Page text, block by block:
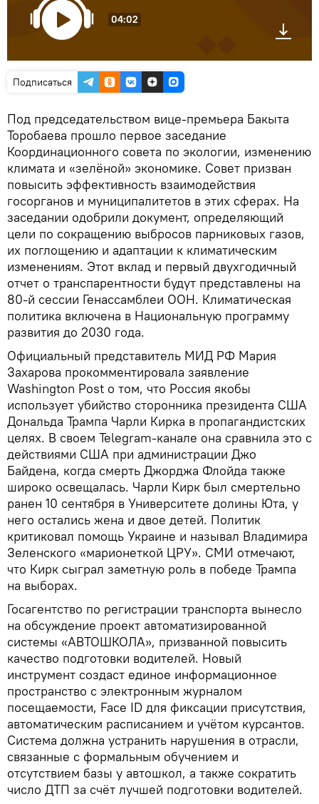
04:02
Подписаться
Под председательством вице-премьера Бакыта
Торобаева прошло первое заседание
Координационного совета по экологии, изменению
климата и «зелёной» экономике. Совет призван
повысить эффективность взаимодействия
госорганов и муниципалитетов в этих сферах. На
заседании одобрили документ, определяющий
цели по сокращению выбросов парниковых газов,
их поглощению и адаптации к климатическим
изменениям. Этот вклад и первый двухгодичный
отчет о транспарентности будут представлены на
80-й сессии Генассамблеи ООН. Климатическая
политика включена в Национальную программу
развития до 2030 года.
Официальный представитель МИД РФ Мария
Захарова прокомментировала заявление
Washington Post о том, что Россия якобы
использует убийство сторонника президента США
Дональда Трампа Чарли Кирка в пропагандистских
целях. В своем Telegram-канале она сравнила это с
действиями США при администрации Джо
Байдена, когда смерть Джорджа Флойда также
широко освещалась. Чарли Кирк был смертельно
ранен 10 сентября в Университете долины Юта, у
него остались жена и двое детей. Политик
критиковал помощь Украине и называл Владимира
Зеленского «марионеткой ЦРУ». СМИ отмечают,
что Кирк сыграл заметную роль в победе Трампа
на выборах.
Госагентство по регистрации транспорта вынесло
на обсуждение проект автоматизированной
системы «АВТОШКОЛА», призванной повысить
качество подготовки водителей. Новый
инструмент создаст единое информационное
пространство с электронным журналом
посещаемости, Face ID для фиксации присутствия,
автоматическим расписанием и учётом курсантов.
Система должна устранить нарушения в отрасли,
связанные с формальным обучением и
отсутствием базы у автошкол, а также сократить
число ДТП за счёт лучшей подготовки водителей.